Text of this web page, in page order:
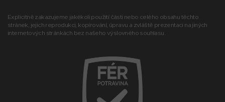
Explicitně zakazujeme jakékoli použití části nebo celého obsahu těchto
stránek, jejich reprodukci, kopírování, úpravu a zvláště prezentaci na jiných
internetových stránkách bez našeho výslovného souhlasu.